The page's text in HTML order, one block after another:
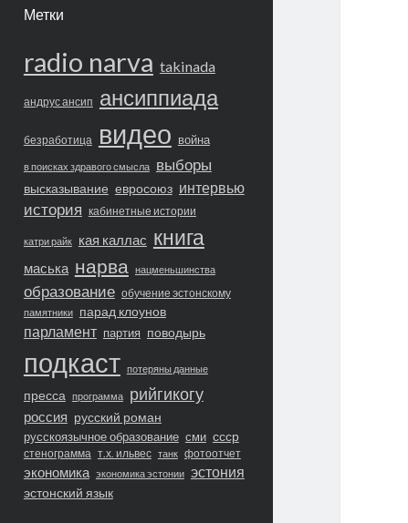
Метки
radio narva takinada
андрус ансип ансиппиада
безработица видео война
в поисках здравого смысла выборы
высказывание евросоюз интервью
история кабинетные истории
катри райк кая каллас книга
маська нарва нацменьшинства
образование обучение эстонскому
памятники парад клоунов
парламент партия поводырь
подкаст потеряны данные
пресса программа рийгикогу
россия русский роман
русскоязычное образование сми ссср
стенограмма т.х. ильвес танк фотоотчет
экономика экономика эстонии эстония
эстонский язык